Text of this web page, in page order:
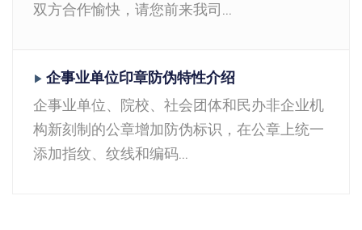
双方合作愉快，请您前来我司...
▶ 企事业单位印章防伪特性介绍
企事业单位、院校、社会团体和民办非企业机
构新刻制的公章增加防伪标识，在公章上统一
添加指纹、纹线和编码...